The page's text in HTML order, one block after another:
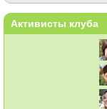
Активисты клуба